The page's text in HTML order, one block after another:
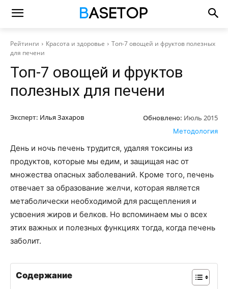
Рейтинги Красота и здоровье
Топ-7 овощей и фруктов полезных
для печени
Топ-7 овощей и фруктов
полезных для печени
Эксперт: Илья Захаров Обновлено: Июль 2015
Методология
День и ночь печень трудится, удаляя токсины из
продуктов, которые мы едим, и защищая нас от
множества опасных заболеваний. Кроме того, печень
отвечает за образование желчи, которая является
метаболически необходимой для расщепления и
усвоения жиров и белков. Но вспоминаем мы о всех
этих важных и полезных функциях тогда, когда печень
заболит.
Содержание